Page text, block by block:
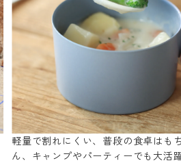
軽量で割れにくい、普段の食卓はも
ん、キャンプやパーティーでも大活躍